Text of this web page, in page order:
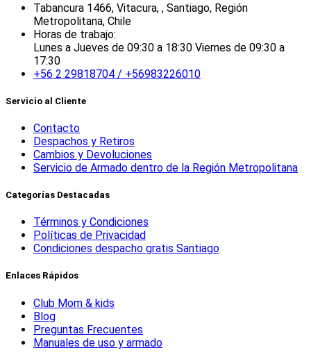
Tabancura 1466, Vitacura, , Santiago, Región
Metropolitana, Chile
Horas de trabajo:
Lunes a Jueves de 09:30 a 18:30 Viernes de 09:30 a
17:30
+56 2 29818704 / +56983226010
Servicio al Cliente
Contacto
Despachos y Retiros
Cambios y Devoluciones
Servicio de Armado dentro de la Región Metropolitana
Categorías Destacadas
Términos y Condiciones
Políticas de Privacidad
Condiciones despacho gratis Santiago
Enlaces Rápidos
Club Mom & kids
Blog
Preguntas Frecuentes
Manuales de uso y armado